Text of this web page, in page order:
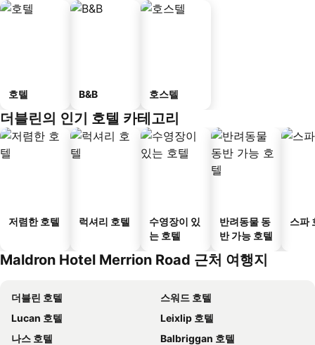
호텔 B&B 호스텔
더블린의 인기 호텔 카테고리
저렴한 호텔 럭셔리 호텔
수영장이 있
는 호텔
반려동물 동
반 가능 호텔
스파
Maldron Hotel Merrion Road 근처 여행지
더블린 호텔
스워드 호텔
Lucan 호텔
Leixlip 호텔
나스 호텔
Balbriggan 호텔